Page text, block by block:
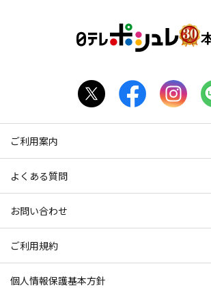
ご利用案内
よくある質問
お問い合わせ
ご利用規約
個人情報保護基本方針